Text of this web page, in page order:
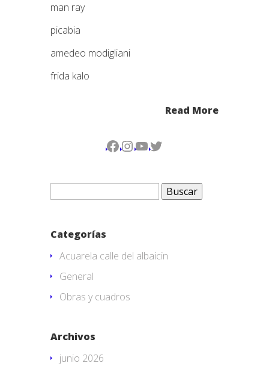
man ray
picabia
amedeo modigliani
frida kalo
Read More
Facebook
Instagram
YouTube
Twitter
Buscar:
Categorías
Acuarela calle del albaicin
General
Obras y cuadros
Archivos
junio 2026